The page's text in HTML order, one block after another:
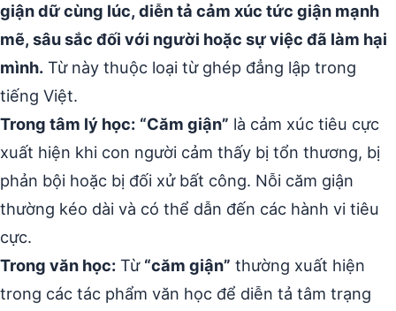
giận dữ cùng lúc, diễn tả cảm xúc tức giận mạnh
mẽ, sâu sắc đối với người hoặc sự việc đã làm hại
mình. Từ này thuộc loại từ ghép đẳng lập trong
tiếng Việt.
Trong tâm lý học: “Căm giận” là cảm xúc tiêu cực
xuất hiện khi con người cảm thấy bị tổn thương, bị
phản bội hoặc bị đối xử bất công. Nỗi căm giận
thường kéo dài và có thể dẫn đến các hành vi tiêu
cực.
Trong văn học: Từ “căm giận” thường xuất hiện
trong các tác phẩm văn học để diễn tả tâm trạng